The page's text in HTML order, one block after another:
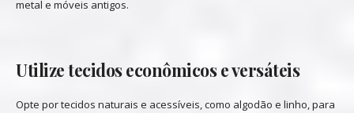
metal e móveis antigos.
Utilize tecidos econômicos e versáteis
Opte por tecidos naturais e acessíveis, como algodão e linho, para